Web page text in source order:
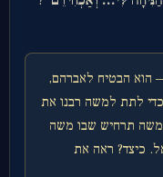
הוא הבטיח לאברהם,
לתת למשה רבנו את
משה תרחיש שבו משה
כיצד? ראה את